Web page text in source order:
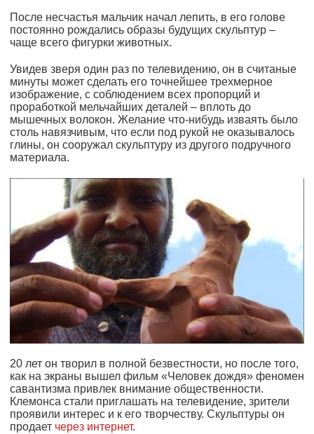
После несчастья мальчик начал лепить, в его голове
постоянно рождались образы будущих скульптур –
чаще всего фигурки животных.
Увидев зверя один раз по телевидению, он в считаные
минуты может сделать его точнейшее трехмерное
изображение, с соблюдением всех пропорций и
проработкой мельчайших деталей – вплоть до
мышечных волокон. Желание что-нибудь изваять было
столь навязчивым, что если под рукой не оказывалось
глины, он сооружал скульптуру из другого подручного
материала.
20 лет он творил в полной безвестности, но после того,
как на экраны вышел фильм «Человек дождя» феномен
савантизма привлек внимание общественности.
Клемонса стали приглашать на телевидение, зрители
проявили интерес и к его творчеству. Скульптуры он
продает через интернет.